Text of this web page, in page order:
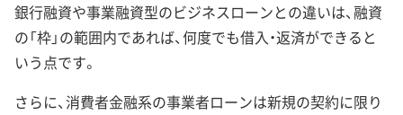
銀行融資や事業融資型のビジネスローンとの違いは、融資
の「枠」の範囲内であれば、何度でも借入・返済ができると
いう点です。
さらに、消費者金融系の事業者ローンは新規の契約に限り